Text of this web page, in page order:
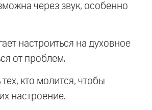
через звук, особенно
настроиться на духовное
от проблем.
кто молится, чтобы
настроение.